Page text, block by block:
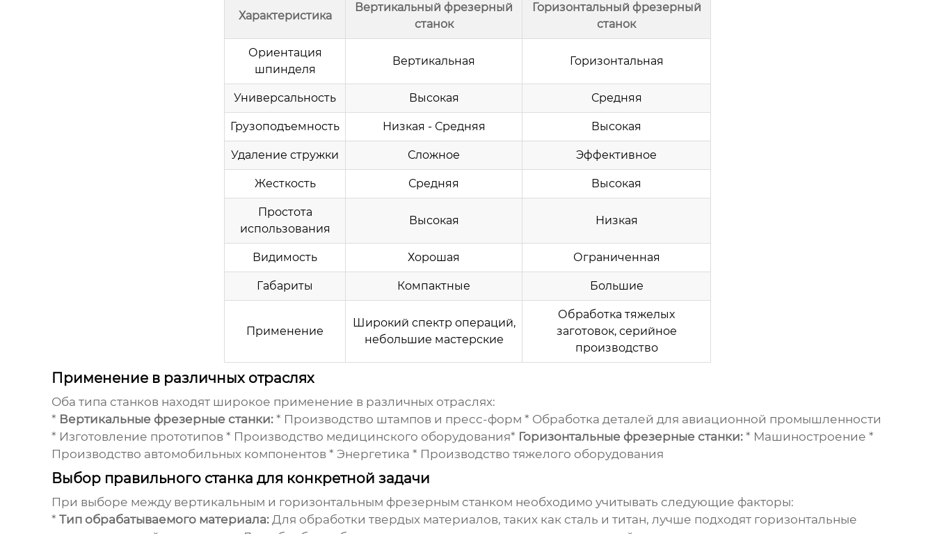
Характеристика
Вертикальный фрезерный
станок
Горизонтальный фрезерный
станок
Ориентация
шпинделя
Вертикальная Горизонтальная
Универсальность Высокая Средняя
Грузоподъемность Низкая - Средняя Высокая
Удаление стружки Сложное Эффективное
Жесткость Средняя Высокая
Простота
использования
Высокая Низкая
Видимость Хорошая Ограниченная
Габариты Компактные Большие
Применение
Широкий спектр операций,
небольшие мастерские
Обработка тяжелых
заготовок, серийное
производство
Применение в различных отраслях
Оба типа станков находят широкое применение в различных отраслях:
* Вертикальные фрезерные станки:* Производство штампов и пресс-форм * Обработка деталей для авиационной промышленности
* Изготовление прототипов * Производство медицинского оборудования* Горизонтальные фрезерные станки:* Машиностроение *
Производство автомобильных компонентов * Энергетика * Производство тяжелого оборудования
Выбор правильного станка для конкретной задачи
При выборе между вертикальным и горизонтальным фрезерным станком необходимо учитывать следующие факторы:
* Тип обрабатываемого материала:Для обработки твердых материалов, таких как сталь и титан, лучше подходят горизонтальные